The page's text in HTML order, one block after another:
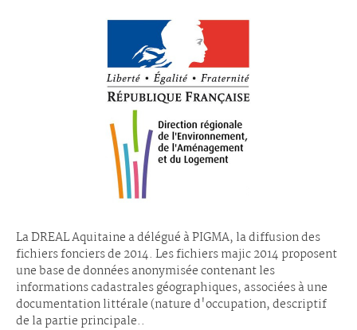
La DREAL Aquitaine a délégué à PIGMA, la diffusion des
fichiers fonciers de 2014. Les fichiers majic 2014 proposent
une base de données anonymisée contenant les
informations cadastrales géographiques, associées à une
documentation littérale (nature d'occupation, descriptif
de la partie principale..